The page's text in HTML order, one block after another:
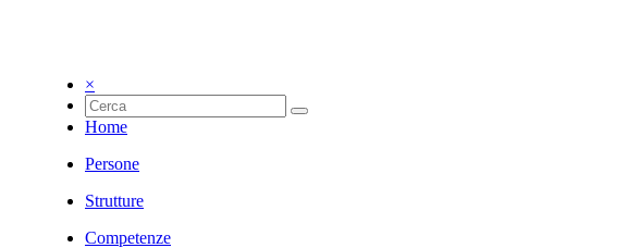
×
Home
Persone
Strutture
Competenze